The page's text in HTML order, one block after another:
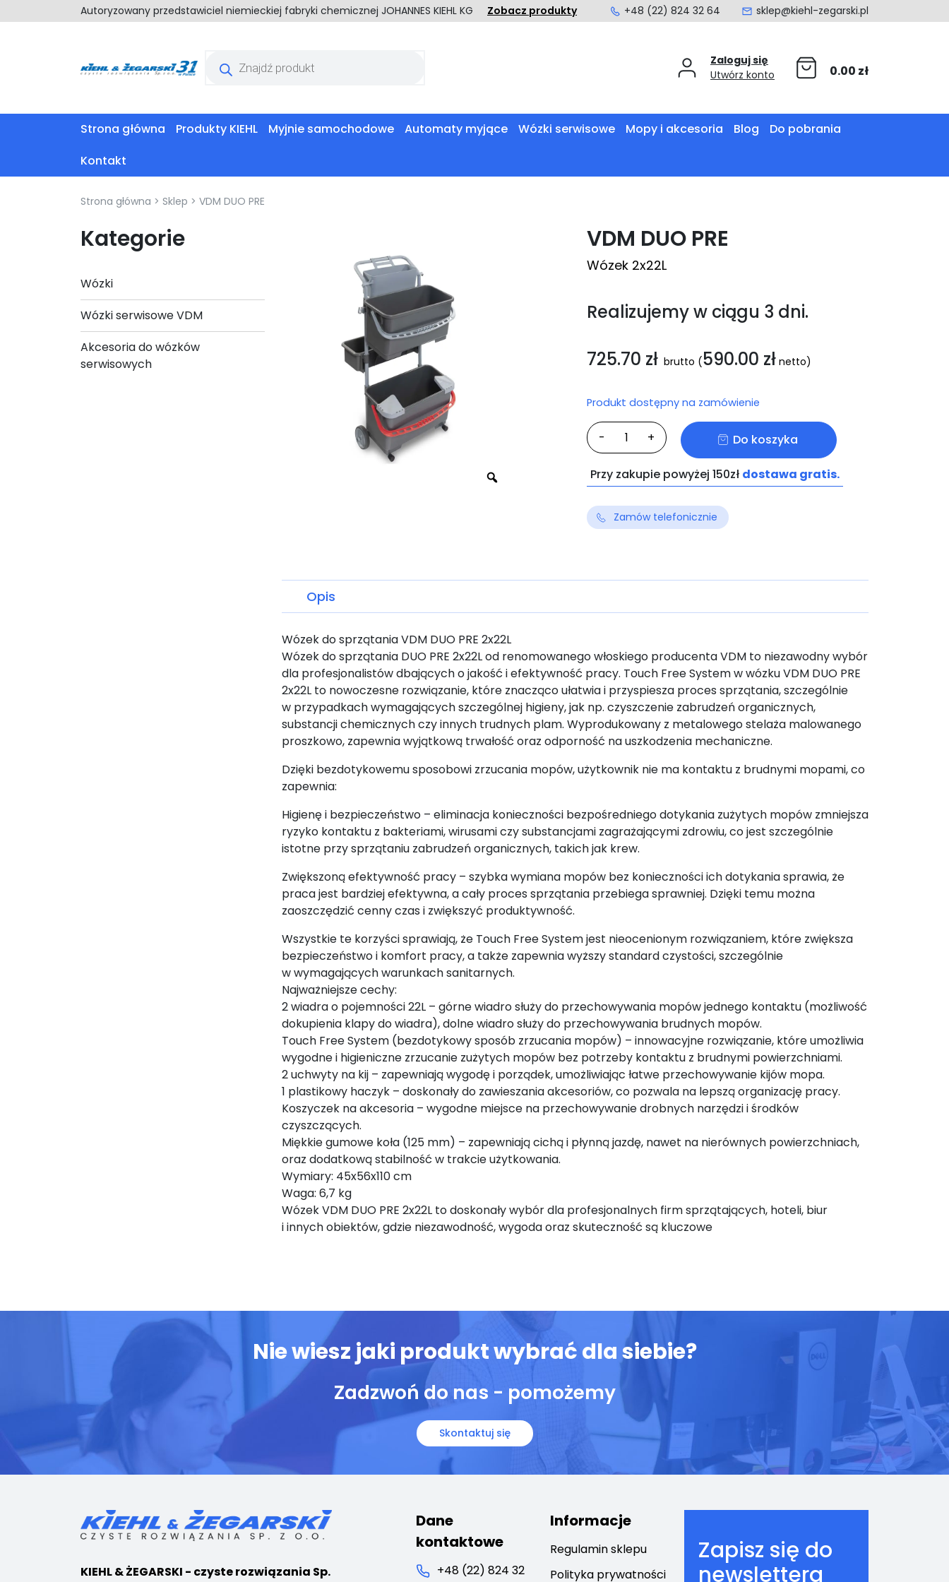
Autoryzowany przedstawiciel niemieckiej fabryki chemicznej JOHANNES KIEHL KG Zobacz produkty +48 (22) 824 32 64 sklep@kiehl-zegarski.pl
produktów
Zaloguj się
Utwórz konto
0.00 zł
Strona główna Produkty KIEHL Myjnie samochodowe Automaty myjące Wózki serwisowe Mopy i akcesoria Blog
Do pobrania
Kontakt
Strona główna > Sklep > VDM DUO PRE
Kategorie
Wózki
Wózki serwisowe VDM
Akcesoria do wózków
serwisowych
VDM DUO PRE
Wózek 2x22L
Realizujemy w ciągu 3 dni.
725.70 zł brutto (590.00 zł netto)
Produkt dostępny na zamówienie
-
ilość
VDM
DUO
PRE
+ Do koszyka
Przy zakupie powyżej 150zł dostawa gratis.
Zamów telefonicznie
Opis
Wózek do sprzątania VDM DUO PRE 2x22L
Wózek do sprzątania DUO PRE 2x22L od renomowanego włoskiego producenta VDM to niezawodny wybór
dla profesjonalistów dbających o jakość i efektywność pracy. Touch Free System w wózku VDM DUO PRE
2x22L to nowoczesne rozwiązanie, które znacząco ułatwia i przyspiesza proces sprzątania, szczególnie
w przypadkach wymagających szczególnej higieny, jak np. czyszczenie zabrudzeń organicznych,
substancji chemicznych czy innych trudnych plam. Wyprodukowany z metalowego stelaża malowanego
proszkowo, zapewnia wyjątkową trwałość oraz odporność na uszkodzenia mechaniczne.
Dzięki bezdotykowemu sposobowi zrzucania mopów, użytkownik nie ma kontaktu z brudnymi mopami, co
zapewnia:
Higienę i bezpieczeństwo – eliminacja konieczności bezpośredniego dotykania zużytych mopów zmniejsza
ryzyko kontaktu z bakteriami, wirusami czy substancjami zagrażającymi zdrowiu, co jest szczególnie
istotne przy sprzątaniu zabrudzeń organicznych, takich jak krew.
Zwiększoną efektywność pracy – szybka wymiana mopów bez konieczności ich dotykania sprawia, że
praca jest bardziej efektywna, a cały proces sprzątania przebiega sprawniej. Dzięki temu można
zaoszczędzić cenny czas i zwiększyć produktywność.
Wszystkie te korzyści sprawiają, że Touch Free System jest nieocenionym rozwiązaniem, które zwiększa
bezpieczeństwo i komfort pracy, a także zapewnia wyższy standard czystości, szczególnie
w wymagających warunkach sanitarnych.
Najważniejsze cechy:
2 wiadra o pojemności 22L – górne wiadro służy do przechowywania mopów jednego kontaktu (możliwość
dokupienia klapy do wiadra), dolne wiadro służy do przechowywania brudnych mopów.
Touch Free System (bezdotykowy sposób zrzucania mopów) – innowacyjne rozwiązanie, które umożliwia
wygodne i higieniczne zrzucanie zużytych mopów bez potrzeby kontaktu z brudnymi powierzchniami.
2 uchwyty na kij – zapewniają wygodę i porządek, umożliwiając łatwe przechowywanie kijów mopa.
1 plastikowy haczyk – doskonały do zawieszania akcesoriów, co pozwala na lepszą organizację pracy.
Koszyczek na akcesoria – wygodne miejsce na przechowywanie drobnych narzędzi i środków
czyszczących.
Miękkie gumowe koła (125 mm) – zapewniają cichą i płynną jazdę, nawet na nierównych powierzchniach,
oraz dodatkową stabilność w trakcie użytkowania.
Wymiary: 45x56x110 cm
Waga: 6,7 kg
Wózek VDM DUO PRE 2x22L to doskonały wybór dla profesjonalnych firm sprzątających, hoteli, biur
i innych obiektów, gdzie niezawodność, wygoda oraz skuteczność są kluczowe
Nie wiesz jaki produkt wybrać dla siebie?
Zadzwoń do nas - pomożemy
Skontaktuj się
KIEHL & ŻEGARSKI - czyste rozwiązania Sp.
Dane
kontaktowe
+48 (22) 824 32
Informacje
Regulamin sklepu
Polityka prywatności
Zapisz się do
newslettera